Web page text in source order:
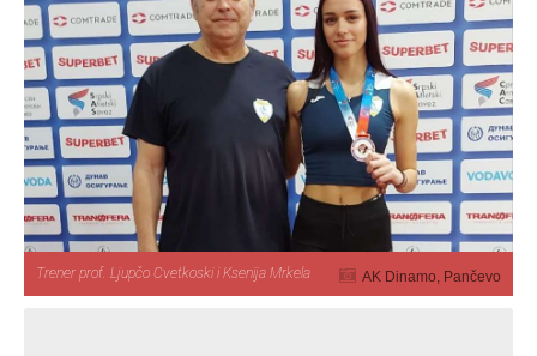
Trener prof. Ljupčo Cvetkoski i Ksenija Mrkela AK Dinamo, Pančevo